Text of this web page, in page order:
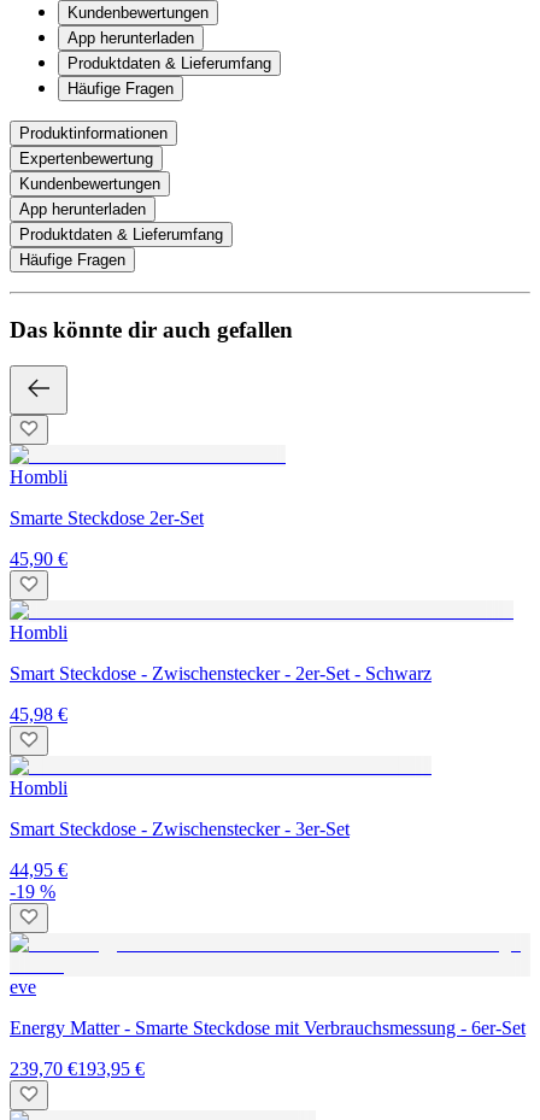
Kundenbewertungen
App herunterladen
Produktdaten & Lieferumfang
Häufige Fragen
Produktinformationen
Expertenbewertung
Kundenbewertungen
App herunterladen
Produktdaten & Lieferumfang
Häufige Fragen
Das könnte dir auch gefallen
Hombli
Smarte Steckdose 2er-Set
45,90 €
Hombli
Smart Steckdose - Zwischenstecker - 2er-Set - Schwarz
45,98 €
Hombli
Smart Steckdose - Zwischenstecker - 3er-Set
44,95 €
-19 %
eve
Energy Matter - Smarte Steckdose mit Verbrauchsmessung - 6er-Set
239,70 €193,95 €